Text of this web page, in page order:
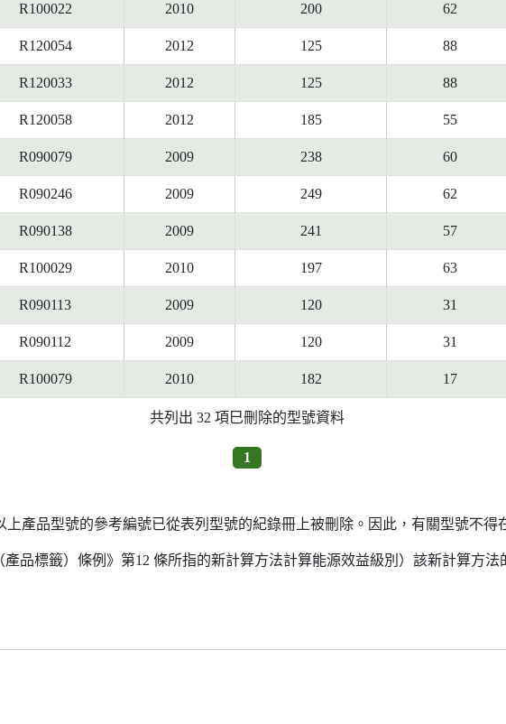
R100022 2010 200 62
R120054 2012 125 88
R120033 2012 125 88
R120058 2012 185 55
R090079 2009 238 60
R090246 2009 249 62
R090138 2009 241 57
R100029 2010 197 63
R090113 2009 120 31
R090112 2009 120 31
R100079 2010 182 17
共列出 32 項巳刪除的型號資料
1
產品型號的參考編號已從表列型號的紀錄冊上被刪除。因此，有關型號不得
品標籤）條例》第12 條所指的新計算方法計算能源效益級別）該新計算方法